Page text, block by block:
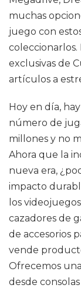
muchas
juego con
coleccionarlos.
exclusivas de
artículos a
Hoy en día,
número de
millones y no
Ahora que la
nueva era,
impacto
los
cazadores de
de accesorios
vende
Ofrecemos
desde